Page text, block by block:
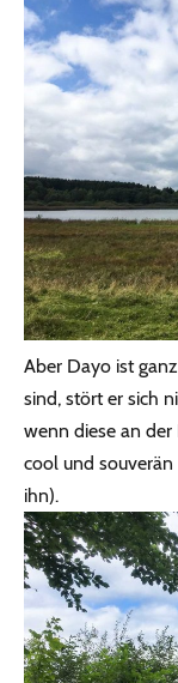
Aber Dayo ist
sind, stört er sich
wenn diese an der
cool und
ihn).